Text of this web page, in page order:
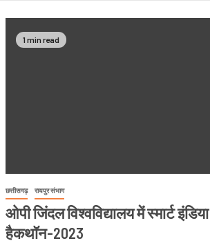
1 min read
छत्तीसगढ़ रायपुर संभाग
ओपी जिंदल विश्वविद्यालय में स्मार्ट इंडिया
हैकथॉन-2023